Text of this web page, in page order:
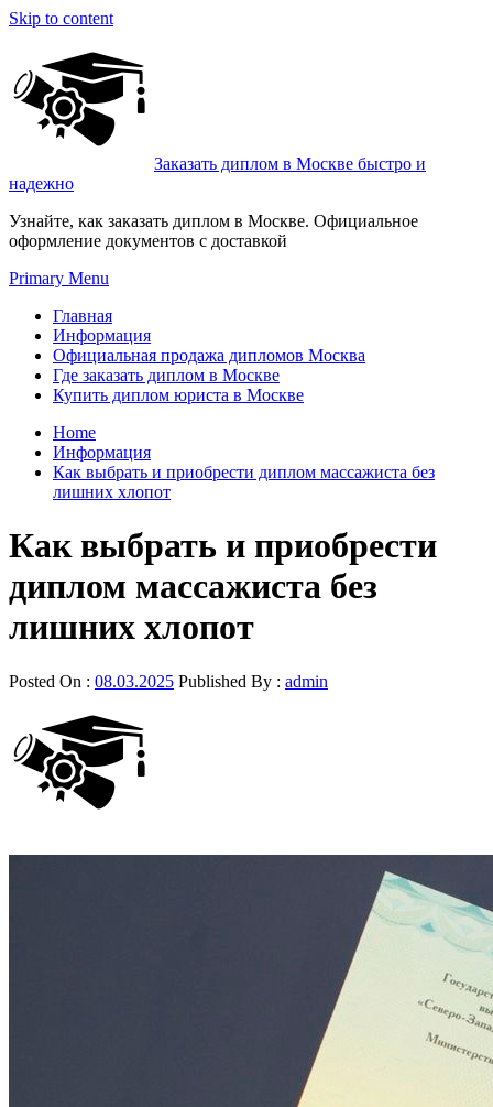
Skip to content
Заказать диплом в Москве быстро и
надежно
Узнайте, как заказать диплом в Москве. Официальное
оформление документов с доставкой
Primary Menu
Главная
Информация
Официальная продажа дипломов Москва
Где заказать диплом в Москве
Купить диплом юриста в Москве
Home
Информация
Как выбрать и приобрести диплом массажиста без
лишних хлопот
Как выбрать и приобрести
диплом массажиста без
лишних хлопот
Posted On : 08.03.2025 Published By : admin